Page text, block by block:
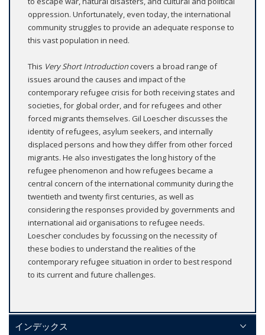
oppression. Unfortunately, even today, the international
community struggles to provide an adequate response to
this vast population in need.
This Very Short Introductioncovers a broad range of
issues around the causes and impact of the
contemporary refugee crisis for both receiving states and
societies, for global order, and for refugees and other
forced migrants themselves. Gil Loescher discusses the
identity of refugees, asylum seekers, and internally
displaced persons and how they differ from other forced
migrants. He also investigates the long history of the
refugee phenomenon and how refugees became a
central concern of the international community during the
twentieth and twenty first centuries, as well as
considering the responses provided by governments and
international aid organisations to refugee needs.
Loescher concludes by focussing on the necessity of
these bodies to understand the realities of the
contemporary refugee situation in order to best respond
to its current and future challenges.
インデックス